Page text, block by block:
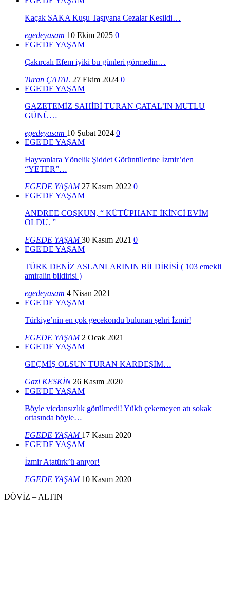
Kaçak SAKA Kuşu Taşıyana Cezalar Kesildi…
egedeyasam 10 Ekim 2025 0
EGE'DE YAŞAM
Çakırcalı Efem iyiki bu günleri görmedin…
Turan ÇATAL 27 Ekim 2024 0
EGE'DE YAŞAM
GAZETEMİZ SAHİBİ TURAN ÇATAL’IN MUTLU
GÜNÜ…
egedeyasam 10 Şubat 2024 0
EGE'DE YAŞAM
Hayvanlara Yönelik Şiddet Görüntülerine İzmir’den
“YETER”…
EGEDE YAŞAM 27 Kasım 2022 0
EGE'DE YAŞAM
ANDREE COŞKUN, “ KÜTÜPHANE İKİNCİ EVİM
OLDU. ”
EGEDE YAŞAM30 Kasım 2021 0
EGE'DE YAŞAM
TÜRK DENİZ ASLANLARININ BİLDİRİSİ ( 103 emekli
amiralin bildirisi )
egedeyasam 4 Nisan 2021
EGE'DE YAŞAM
Türkiye’nin en çok gecekondu bulunan şehri İzmir!
EGEDE YAŞAM 2 Ocak 2021
EGE'DE YAŞAM
GEÇMİŞ OLSUN TURAN KARDEŞİM…
Gazi KESKİN 26 Kasım 2020
EGE'DE YAŞAM
Böyle vicdansızlık görülmedi! Yükü çekemeyen atı sokak
ortasında böyle…
EGEDE YAŞAM 17 Kasım 2020
EGE'DE YAŞAM
İzmir Atatürk’ü anıyor!
EGEDE YAŞAM 10 Kasım 2020
DÖVİZ – ALTIN